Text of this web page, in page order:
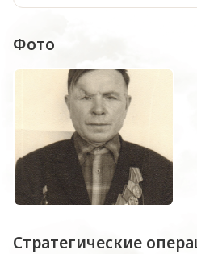
Фото
Стратегические